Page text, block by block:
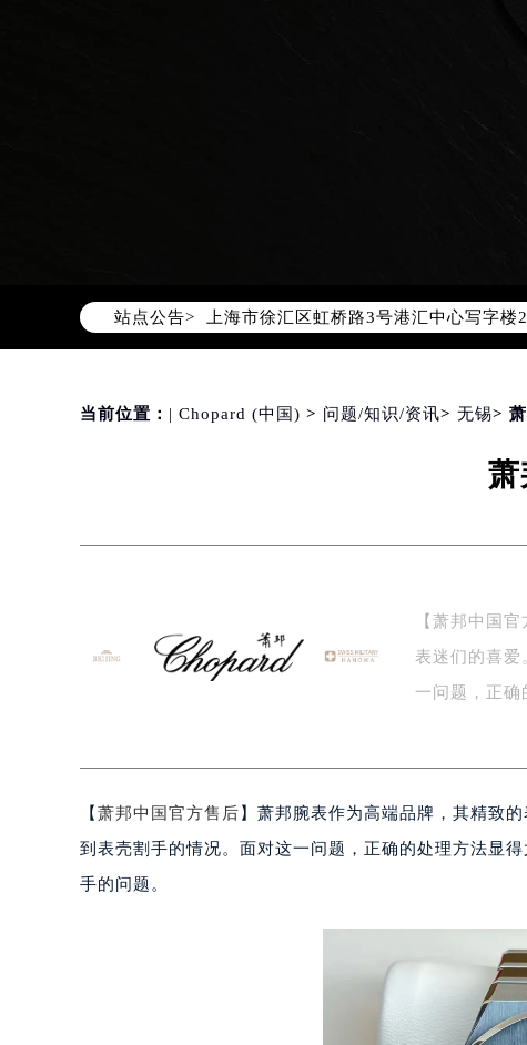
站点公告>
2026年8月萧邦全国官方售后客户服务热
萧邦官方全国统一服务热线400-885-
北京市朝阳区建国门外大街甲6号华熙
北京市东城区东长安街1号东方广场写字
天津市和平区赤峰道136号天津国际金
上海市徐汇区虹桥路3号港汇中心写字
上海市黄浦区南京东路299号宏伊国际
南京市秦淮区中山南路1号（新街口）
徐州市鼓楼区淮海东路29号苏宁广场
盐城市盐都区世纪大道5号盐城金融城
绍兴市越城区胜利东路379号世茂天际
嘉兴市南湖区广益路705号嘉兴世界贸
南昌市红谷滩新区红谷中大道998号绿
深圳市罗湖区深南东路5001号华润大厦
惠州市惠城区江北文昌一路7号华贸大
重庆市江北区观音桥步行街2号融恒时代
长沙市芙蓉区定王台街道建湘路393号
郑州市二七区铭功路10号华润大厦写字
当前位置： | Chopard (中国) > 问题/知识/资讯> 无锡>
萧
【萧邦中国
表迷们的喜爱
一问题，正
【萧邦中国官方售后】萧邦腕表作为高端品牌，其精致
到表壳割手的情况。面对这一问题，正确的处理方法显
手的问题。